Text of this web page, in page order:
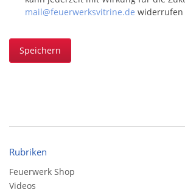
mail@feuerwerksvitrine.de widerrufen
Speichern
Rubriken
Feuerwerk Shop
Videos